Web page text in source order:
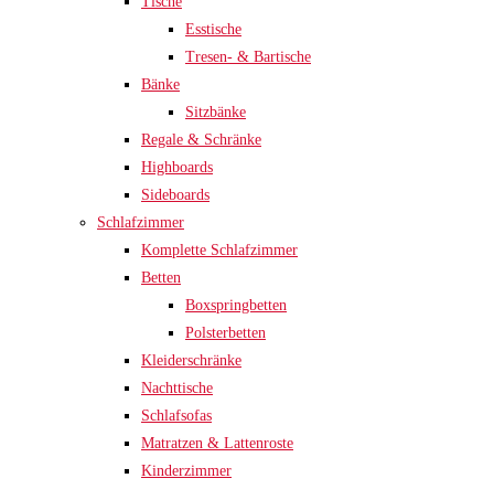
Esstische
Tresen- & Bartische
Bänke
Sitzbänke
Regale & Schränke
Highboards
Sideboards
Schlafzimmer
Komplette Schlafzimmer
Betten
Boxspringbetten
Polsterbetten
Kleiderschränke
Nachttische
Schlafsofas
Matratzen & Lattenroste
Kinderzimmer